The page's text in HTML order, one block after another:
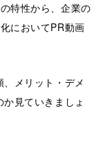
特性から、企業の
においてPR動画
メリット・デメ
見ていきましょ